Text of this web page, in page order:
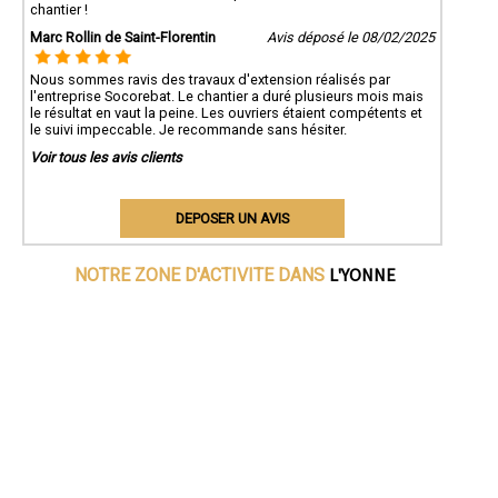
chantier !
Marc Rollin de Saint-Florentin
Avis déposé le 08/02/2025
Nous sommes ravis des travaux d'extension réalisés par
l'entreprise Socorebat. Le chantier a duré plusieurs mois mais
le résultat en vaut la peine. Les ouvriers étaient compétents et
le suivi impeccable. Je recommande sans hésiter.
Voir tous les avis clients
DEPOSER UN AVIS
NOTRE ZONE D'ACTIVITE DANS L'YONNE